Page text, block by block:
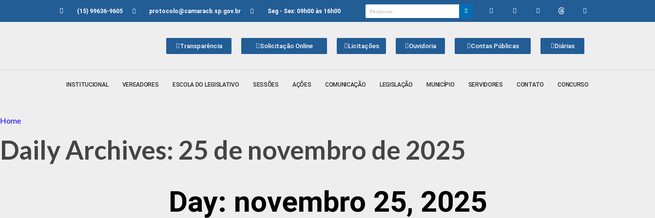
(15) 99636-9605 protocolo@camaracb.sp.gov.br Seg - Sex: 09h00 às 16h00
Transparência Solicitação Online Licitações Ouvidoria Contas Públicas Diárias
INSTITUCIONAL VEREADORES ESCOLA DO LEGISLATIVO SESSÕES AÇÕES COMUNICAÇÃO LEGISLAÇÃO MUNICÍPIO SERVIDORES CONTATO CONCURSO
Home
Daily Archives: 25 de novembro de 2025
Day: novembro 25, 2025